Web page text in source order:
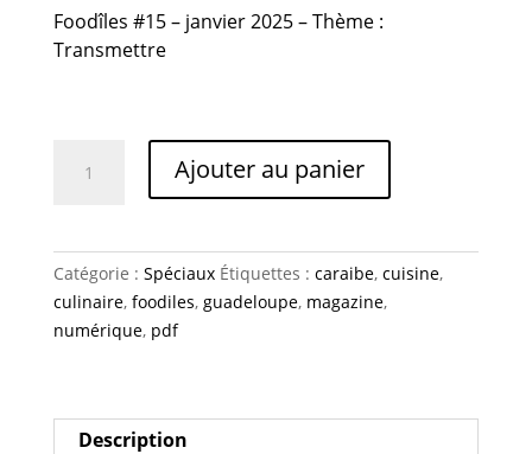
Foodîles #15 – janvier2025 –Thème :
Transmettre
Grandisson
Ajouter au panier
Catégorie : Spéciaux Étiquettes : caraibe, cuisine,
culinaire, foodiles, guadeloupe, magazine,
numérique, pdf
Description